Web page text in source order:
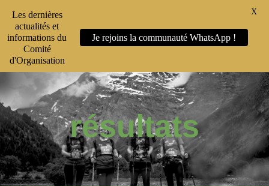
résultats
Les dernières
actualités et
informations du
Comité
d'Organisation
Je rejoins la communauté WhatsApp !
X